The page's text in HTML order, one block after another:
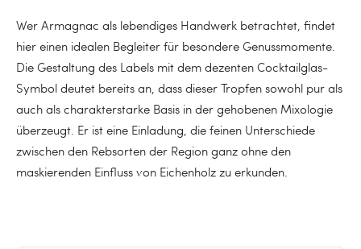
Wer Armagnac als lebendiges Handwerk betrachtet, findet
hier einen idealen Begleiter für besondere Genussmomente.
Die Gestaltung des Labels mit dem dezenten Cocktailglas-
Symbol deutet bereits an, dass dieser Tropfen sowohl pur als
auch als charakterstarke Basis in der gehobenen Mixologie
überzeugt. Er ist eine Einladung, die feinen Unterschiede
zwischen den Rebsorten der Region ganz ohne den
maskierenden Einfluss von Eichenholz zu erkunden.